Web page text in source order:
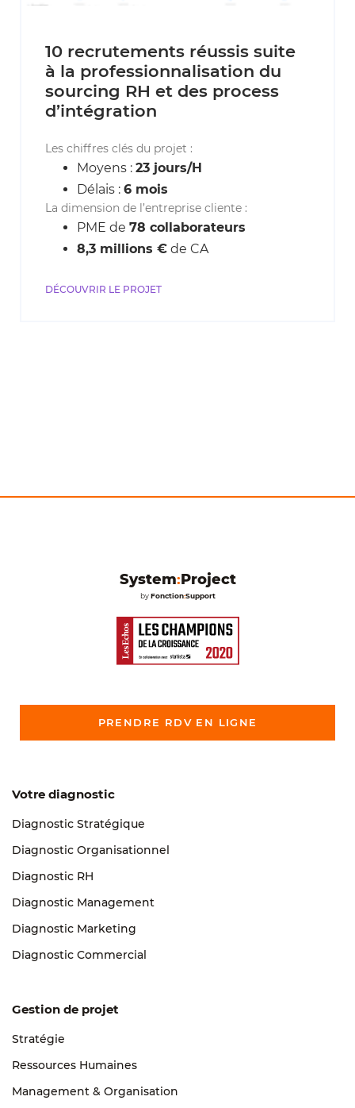
10 recrutements réussis suite
à la professionnalisation du
sourcing RH et des process
d’intégration
Les chiffres clés du projet :
Moyens : 23 jours/H
Délais : 6 mois
La dimension de l’entreprise cliente :
PME de 78 collaborateurs
8,3 millions € de CA
DÉCOUVRIR LE PROJET
System:Project
byFonction:Support
PRENDRE RDV EN LIGNE
Votre diagnostic
Diagnostic Stratégique
Diagnostic Organisationnel
Diagnostic RH
Diagnostic Management
Diagnostic Marketing
Diagnostic Commercial
Gestion de projet
Stratégie
Ressources Humaines
Management & Organisation